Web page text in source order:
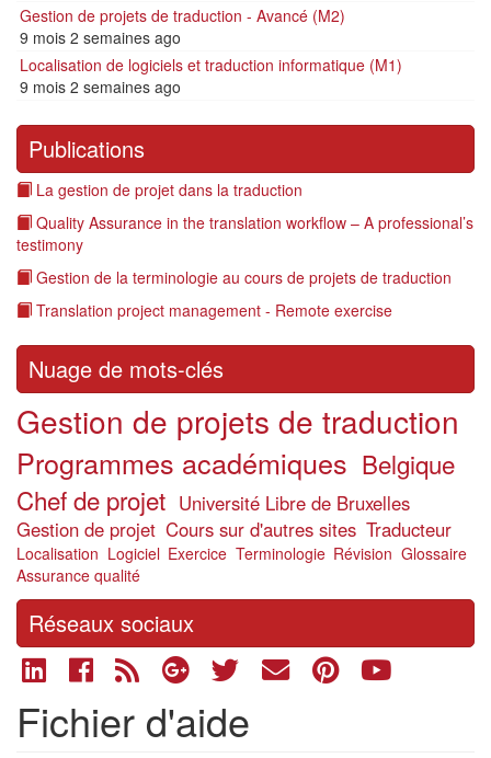
Gestion de projets de traduction - Avancé (M2)
9 mois 2 semaines ago
Localisation de logiciels et traduction informatique (M1)
9 mois 2 semaines ago
Publications
La gestion de projet dans la traduction
Quality Assurance in the translation workflow – A professional’s
testimony
Gestion de la terminologie au cours de projets de traduction
Translation project management - Remote exercise
Nuage de mots-clés
Gestion de projets de traduction
Programmes académiques Belgique
Chef de projet Université Libre de Bruxelles
Gestion de projet Cours sur d'autres sites Traducteur
Localisation Logiciel Exercice Terminologie Révision Glossaire
Assurance qualité
Réseaux sociaux
Fichier d'aide